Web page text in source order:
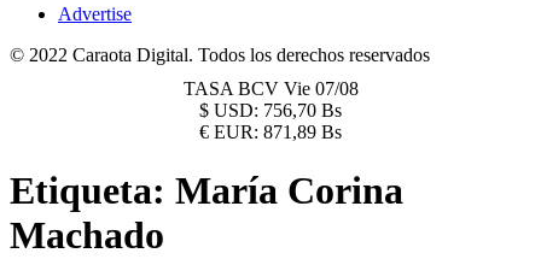
Advertise
© 2022 Caraota Digital. Todos los derechos reservados
TASA BCV Vie 07/08
$ USD: 756,70 Bs
€ EUR: 871,89 Bs
Etiqueta: María Corina
Machado